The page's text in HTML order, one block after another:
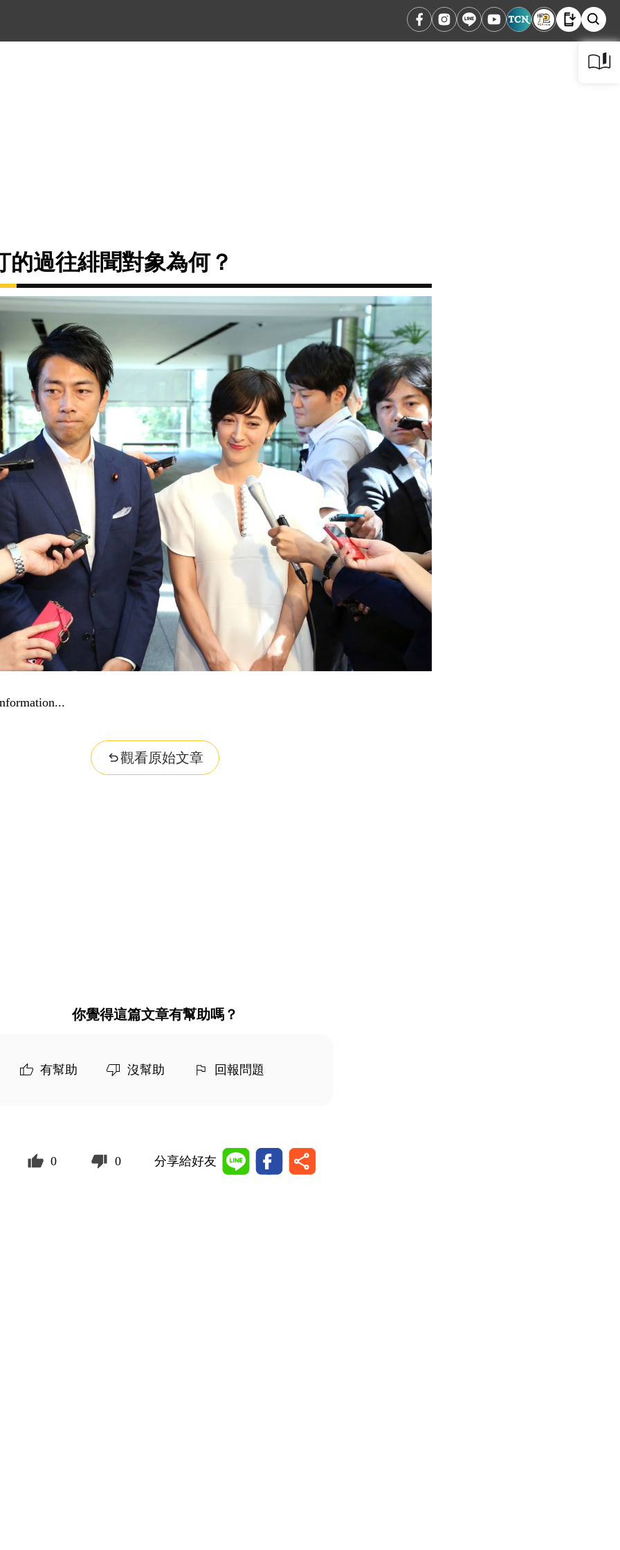
的過往緋聞對象為何？
觀看原始文章
你覺得這篇文章有幫助嗎？
有幫助 沒幫助 回報問題
0 0 分享給好友